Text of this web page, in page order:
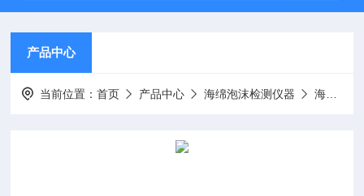
产品中心
当前位置：首页 产品中心 海绵泡沫检测仪器 海绵空气透气率测试仪